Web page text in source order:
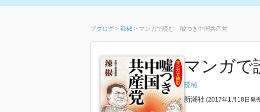
ブクログ > 辣椒 > マンガで読む 嘘つき中国共産党
マンガ
辣椒
新潮社 (2017年1月18日発